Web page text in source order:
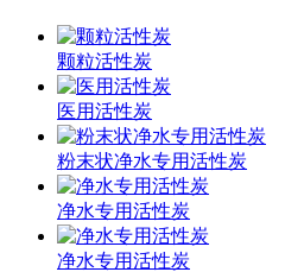
颗粒活性炭
医用活性炭
粉末状净水专用活性炭
净水专用活性炭
净水专用活性炭